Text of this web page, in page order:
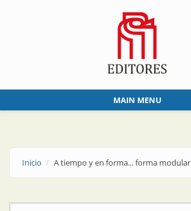
MAIN MENU
Inicio A tiempo y en forma... forma modular